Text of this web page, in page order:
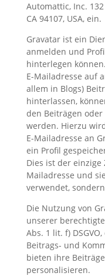
Automattic, Inc.
CA 94107, USA, ein.
Gravatar ist ein
anmelden und
hinterlegen
E-Mailadresse auf
allem in Blogs)
hinterlassen,
den Beiträgen
werden. Hierzu
E-Mailadresse an
ein Profil
Dies ist der
Mailadresse und
verwendet,
Die Nutzung von
unserer
Abs. 1 lit. f)
Beitrags- und
bieten ihre
personalisieren.